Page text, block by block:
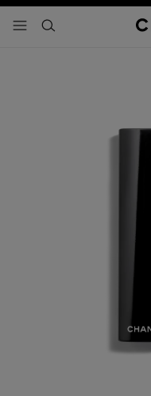
- navegación principal
buscar